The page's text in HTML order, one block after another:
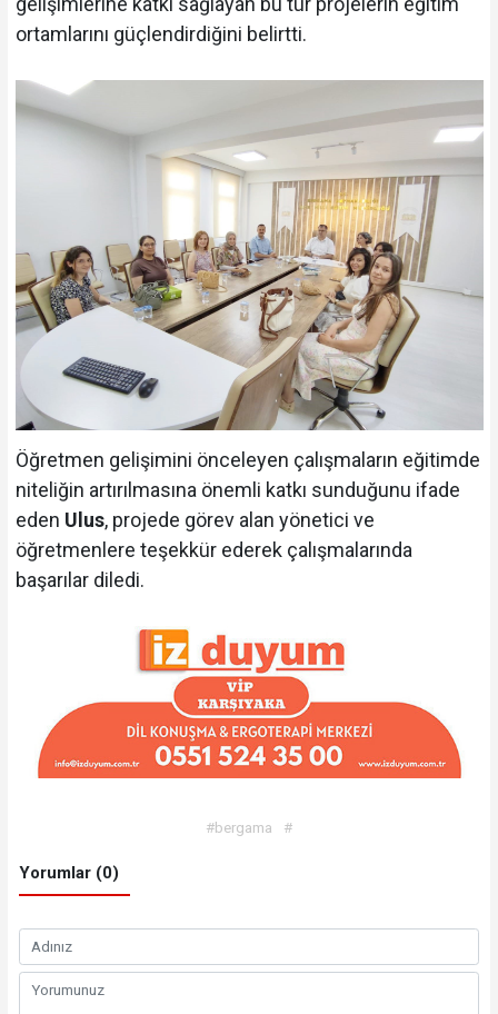
ortamlarını güçlendirdiğini belirtti.
Öğretmen gelişimini önceleyen çalışmaların eğitimde
niteliğin artırılmasına önemli katkı sunduğunu ifade
eden Ulus, projede görev alan yönetici ve
öğretmenlere teşekkür ederek çalışmalarında
başarılar diledi.
#bergama #
Yorumlar (0)